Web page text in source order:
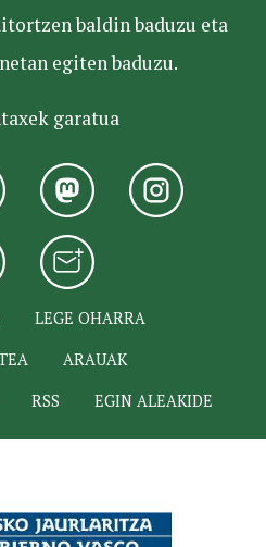
baldin baduzu eta
egiten baduzu.
garatua
LEGE OHARRA
ARAUAK
RSS EGIN ALEAKIDE